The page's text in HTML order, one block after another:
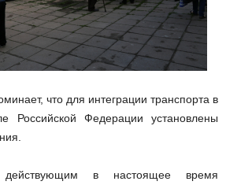
что для интеграции транспорта в
Российской Федерации установлены
в настоящее время